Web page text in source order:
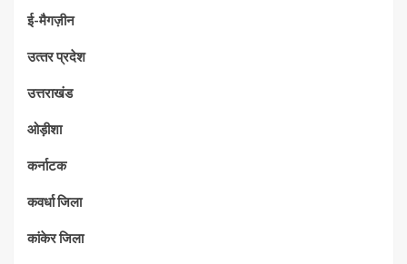
ई-मैगज़ीन
उत्‍तर प्रदेश
उत्तराखंड
ओड़ीशा
कर्नाटक
कवर्धा जिला
कांकेर जिला